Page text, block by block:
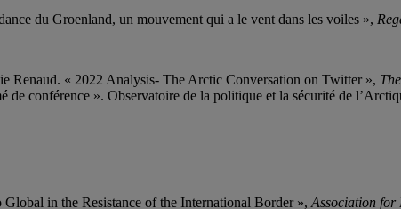
du Groenland, un mouvement qui a le vent dans les voiles »,
Renaud. « 2022 Analysis- The Arctic Conversation on Twitter »,
conférence ». Observatoire de la politique et la sécurité de
in the Resistance of the International Border », Association for